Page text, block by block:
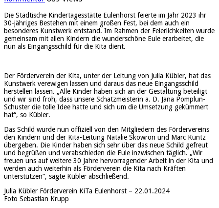
Die Städtische Kindertagesstätte Eulenhorst feierte im Jahr 2023 ihr
30-jähriges Bestehen mit einem großen Fest, bei dem auch ein
besonderes Kunstwerk entstand. Im Rahmen der Feierlichkeiten wurde
gemeinsam mit allen Kindern die wunderschöne Eule erarbeitet, die
nun als Eingangsschild für die Kita dient.
Der Förderverein der Kita, unter der Leitung von Julia Kübler, hat das
Kunstwerk verewigen lassen und daraus das neue Eingangsschild
herstellen lassen. „Alle Kinder haben sich an der Gestaltung beteiligt
und wir sind froh, dass unsere Schatzmeisterin a. D. Jana Pomplun-
Schuster die tolle Idee hatte und sich um die Umsetzung gekümmert
hat“, so Kübler.
Das Schild wurde nun offiziell von den Mitgliedern des Fördervereins
den Kindern und der Kita-Leitung Natalie Skowron und Marc Kuntz
übergeben. Die Kinder haben sich sehr über das neue Schild gefreut
und begrüßen und verabschieden die Eule inzwischen täglich. „Wir
freuen uns auf weitere 30 Jahre hervorragender Arbeit in der Kita und
werden auch weiterhin als Förderverein die Kita nach Kräften
unterstützen“, sagte Kübler abschließend.
Julia Kübler Förderverein KiTa Eulenhorst – 22.01.2024
Foto Sebastian Krupp